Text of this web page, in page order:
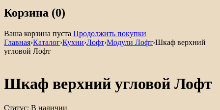
Корзина (0)
Ваша корзина пуста Продолжить покупки
Главная›Каталог›Кухни›Лофт›Модули Лофт›Шкаф верхний
угловой Лофт
Шкаф верхний угловой Лофт
Статус: В наличии